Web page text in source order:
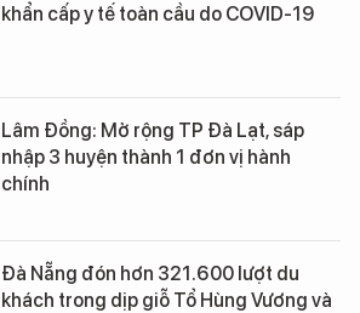
khẩn cấp y tế toàn cầu do COVID-19
Lâm Đồng: Mở rộng TP Đà Lạt, sáp
nhập 3 huyện thành 1 đơn vị hành
chính
Đà Nẵng đón hơn 321.600 lượt du
khách trong dịp giỗ Tổ Hùng Vương và